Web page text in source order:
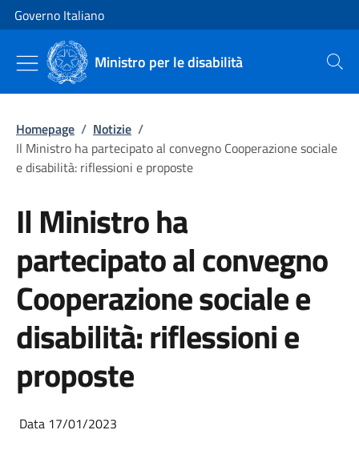
Vai al contenuto
Vai alla navigazione del sito
Governo Italiano
Ministro per le disabilità Cerca
Homepage / Notizie /
Il Ministro ha partecipato al convegno Cooperazione sociale
e disabilità: riflessioni e proposte
Il Ministro ha
partecipato al convegno
Cooperazione sociale e
disabilità: riflessioni e
proposte
Data 17/01/2023